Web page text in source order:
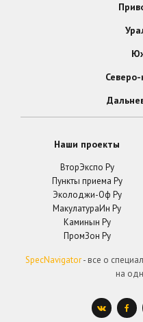
Северо-
Наши проекты
ВторЭкспо Ру
Пункты приема Ру
Эколоджи-Оф Ру
МакулатураИн Ру
Каминын Ру
ПромЗон Ру
SpecNavigator- все о
на